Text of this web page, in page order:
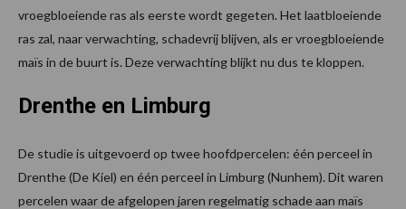
vroegbloeiende ras als eerste wordt gegeten. Het laatbloeiende
ras zal, naar verwachting, schadevrij blijven, als er vroegbloeiende
maïs in de buurt is. Deze verwachting blijkt nu dus te kloppen.
Drenthe en Limburg
De studie is uitgevoerd op twee hoofdpercelen: één perceel in
Drenthe (De Kiel) en één perceel in Limburg (Nunhem). Dit waren
percelen waar de afgelopen jaren regelmatig schade aan maïs